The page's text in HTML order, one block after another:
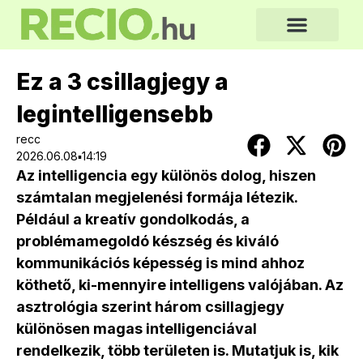
Ez a 3 csillagjegy a
legintelligensebb
recc
2026.06.08▪14:19
Az intelligencia egy különös dolog, hiszen
számtalan megjelenési formája létezik.
Például a kreatív gondolkodás, a
problémamegoldó készség és kiváló
kommunikációs képesség is mind ahhoz
köthető, ki-mennyire intelligens valójában. Az
asztrológia szerint három csillagjegy
különösen magas intelligenciával
rendelkezik, több területen is. Mutatjuk is, kik